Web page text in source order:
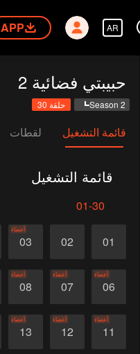
AR
APP
حبيبتي فضائية 2
Season 2 حلقة 30
قائمة التشغيل لقطات
قائمة التشغيل
01-30
01
02
03
أعضاء
06
أعضاء
07
أعضاء
08
أعضاء
11
أعضاء
12
أعضاء
13
أعضاء